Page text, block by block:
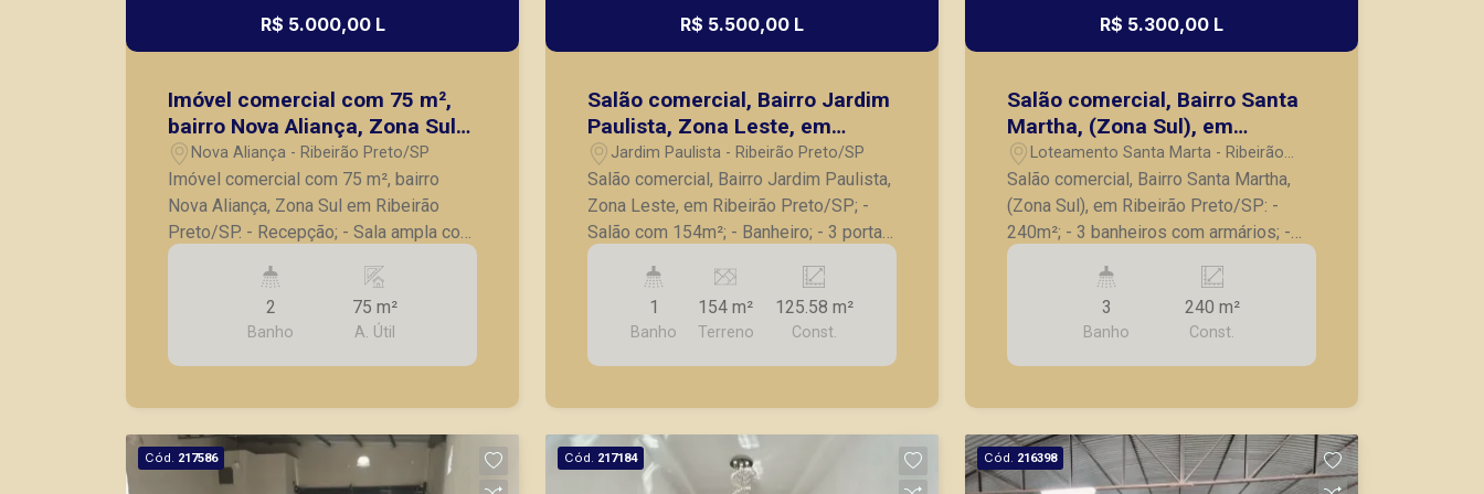
R$ 5.000,00 L
Imóvel comercial com 75 m²,
bairro Nova Aliança, Zona Sul
em Ribeirão Preto/SP.
Nova Aliança - Ribeirão Preto/SP
Imóvel comercial com 75 m², bairro
Nova Aliança, Zona Sul em Ribeirão
Preto/SP. - Recepção; - Sala ampla com
pé direito alto; - 02 banheiros; -
Cozinha; - Iluminação de alto padrão,
possui balcão, prateleiras, 02 aparelhos
de ar condicionado; - Excelente
localização em avenida de grande fluxo,
e a Rodovias. A Piramid tem como
objetivo atender seus clientes com
2
Banho
75 m²
A. Útil
R$ 5.500,00 L
Salão comercial, Bairro Jardim
Paulista, Zona Leste, em
Ribeirão Preto/SP;
Jardim Paulista - Ribeirão Preto/SP
Salão comercial, Bairro Jardim Paulista,
Zona Leste, em Ribeirão Preto/SP; -
Salão com 154m²; - Banheiro; - 3 portas
de enrolar; - Lavanderia; - Esquina e
localização de grande fluxo; A Piramid
tem como objetivo atender seus
clientes com agilidade e segurança, em
locação, vendas de imóveis prontos,
Preto.
1
Banho
154 m²
Terreno
125.58 m²
Const.
R$ 5.300,00 L
Salão comercial, Bairro Santa
Martha, (Zona Sul), em
Ribeirão Preto/SP:
Loteamento Santa Marta - Ribeirão
Preto/SP
Salão comercial, Bairro Santa Martha,
(Zona Sul), em Ribeirão Preto/SP: -
240m²; - 3 banheiros com armários; -
Mezanino; - Portão elétrico e portão
social separado; - Vagas recuadas para
estacionamento. A Piramid tem como
objetivo atender seus clientes com
agilidade e segurança, em locação,
cidade de Ribeirão Preto.
3
Banho
240 m²
Const.
Cód. 217586 Cód. 217184 Cód. 216398